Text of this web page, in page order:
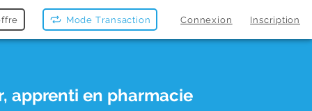
Mode Transaction Connexion Inscription
apprenti en pharmacie